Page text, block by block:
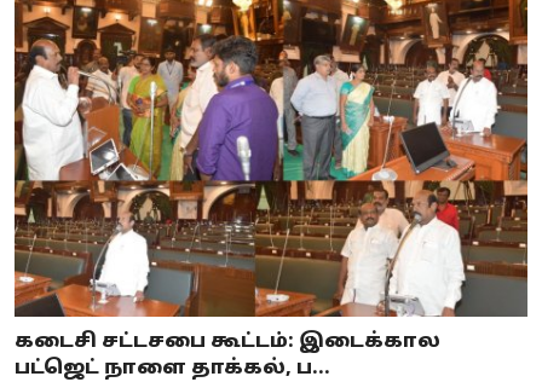
கடைசி சட்டசபை கூட்டம்: இடைக்கால
பட்ஜெட் நாளை தாக்கல், ப...